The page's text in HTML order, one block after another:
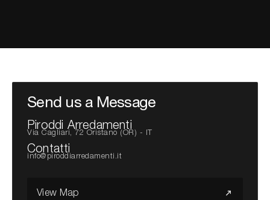
Send us a Message
Piroddi Arredamenti
Via Cagliari, 72 Oristano (OR) - IT
Contatti
info@piroddiarredamenti.it
View Map